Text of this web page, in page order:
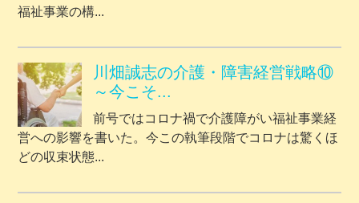
福祉事業の構...
川畑誠志の介護・障害経営戦略⑩
～今こそ...
前号ではコロナ禍で介護障がい福祉事業経
営への影響を書いた。今この執筆段階でコロナは驚くほ
どの収束状態...